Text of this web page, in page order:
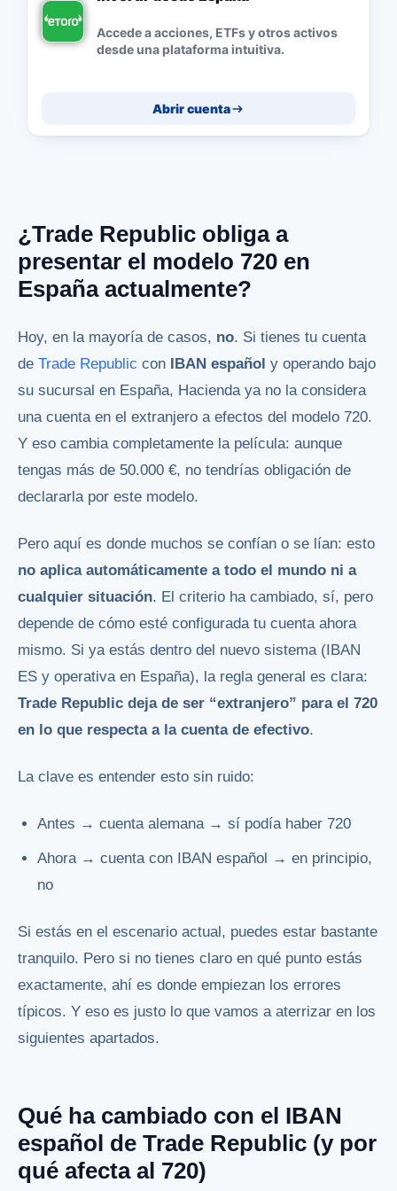
Accede a acciones, ETFs y otros activos
desde una plataforma intuitiva.
Abrir cuenta
¿Trade Republic obliga a
presentar el modelo 720 en
España actualmente?
Hoy, en la mayoría de casos, no. Si tienes tu cuenta
de Trade Republic con IBAN español y operando bajo
su sucursal en España, Hacienda ya no la considera
una cuenta en el extranjero a efectos del modelo 720.
Y eso cambia completamente la película: aunque
tengas más de 50.000 €, no tendrías obligación de
declararla por este modelo.
Pero aquí es donde muchos se confían o se lían: esto
no aplica automáticamente a todo el mundo ni a
cualquier situación. El criterio ha cambiado, sí, pero
depende de cómo esté configurada tu cuenta ahora
mismo. Si ya estás dentro del nuevo sistema (IBAN
ES y operativa en España), la regla general es clara:
Trade Republic deja de ser “extranjero” para el 720
en lo que respecta a la cuenta de efectivo.
La clave es entender esto sin ruido:
Antes → cuenta alemana → sí podía haber 720
Ahora → cuenta con IBAN español → en principio,
no
Si estás en el escenario actual, puedes estar bastante
tranquilo. Pero si no tienes claro en qué punto estás
exactamente, ahí es donde empiezan los errores
típicos. Y eso es justo lo que vamos a aterrizar en los
siguientes apartados.
Qué ha cambiado con el IBAN
español de Trade Republic (y por
qué afecta al 720)